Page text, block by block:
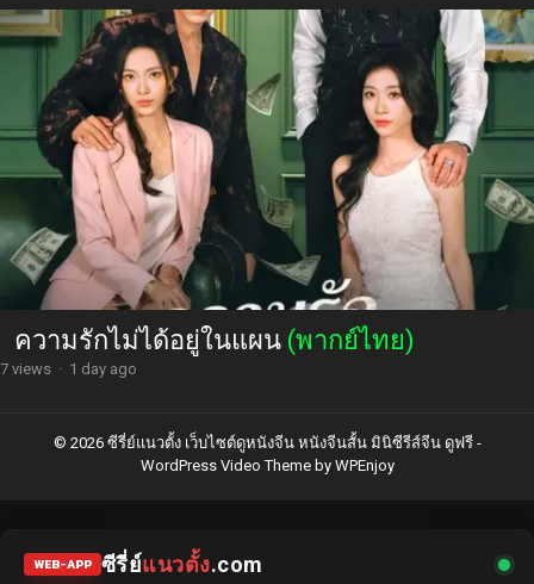
ความรักไม่ได้อยู่ในแผน (พากย์ไทย)
7 views · 1 day ago
© 2026 ซีรี่ย์แนวตั้ง เว็บไซต์ดูหนังจีน หนังจีนสั้น มินิซีรีส์จีน ดูฟรี -
WordPress Video Themeby WPEnjoy
WEB-APP ซีรี่ย์แนวตั้ง.com